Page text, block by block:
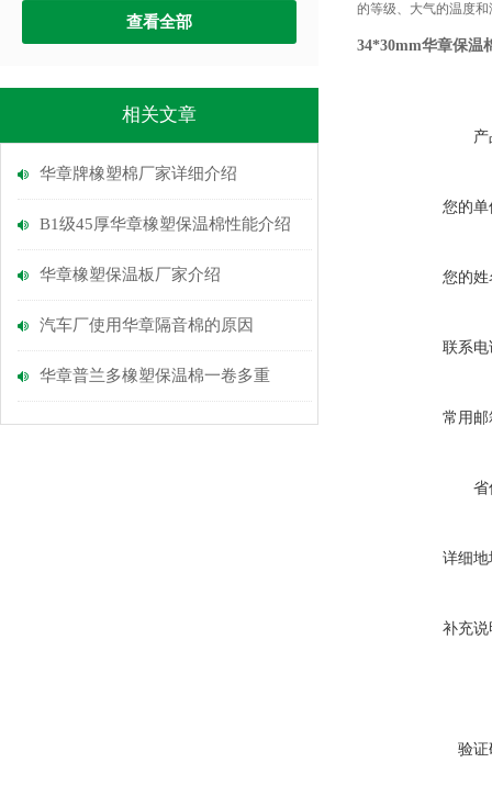
查看全部
相关文章
华章牌橡塑棉厂家详细介绍
B1级45厚华章橡塑保温棉性能介绍
华章橡塑保温板厂家介绍
汽车厂使用华章隔音棉的原因
华章普兰多橡塑保温棉一卷多重
的等级、大气的温度
34*30mm华章保温
您的单
您的姓
联系电
常用邮
省
详细地
补充说
验证